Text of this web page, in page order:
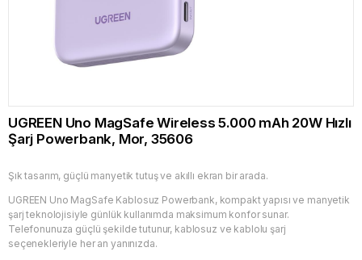
UGREEN Uno MagSafe Wireless 5.000 mAh 20W Hızlı
Şarj Powerbank, Mor, 35606
Şık tasarım, güçlü manyetik tutuş ve akıllı ekran bir arada.
UGREEN Uno MagSafe Kablosuz Powerbank, kompakt yapısı ve manyetik
şarj teknolojisiyle günlük kullanımda maksimum konfor sunar.
Telefonunuza güçlü şekilde tutunur, kablosuz ve kablolu şarj
seçenekleriyle her an yanınızda.